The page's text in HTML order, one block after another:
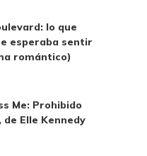
lo que
esperaba sentir
romántico)
Me: Prohibido
Elle Kennedy